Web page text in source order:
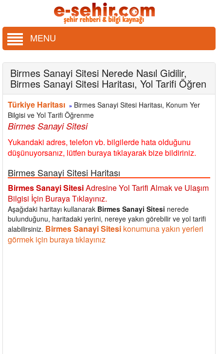
MENU
Birmes Sanayi Sitesi Nerede Nasıl Gidilir,
Birmes Sanayi Sitesi Haritası, Yol Tarifi Öğren
Türkiye Haritası » Birmes Sanayi Sitesi Haritası, Konum Yer
Bilgisi ve Yol Tarifi Öğrenme
Birmes Sanayi Sitesi
Yukarıdaki adres, telefon vb. bilgilerde hata olduğunu
düşünuyorsanız, lütfen buraya tıklayarak bize bildiriniz.
Birmes Sanayi Sitesi Haritası
Birmes Sanayi SitesiAdresine Yol Tarifi Almak ve Ulaşım
Bilgisi İçin Buraya Tıklayınız.
Aşağıdaki haritayı kullanarak Birmes Sanayi Sitesi nerede
bulunduğunu, haritadaki yerini, nereye yakın görebilir ve yol tarifi
alabilirsiniz. Birmes Sanayi Sitesi konumuna yakın yerleri
görmek için buraya tıklayınız